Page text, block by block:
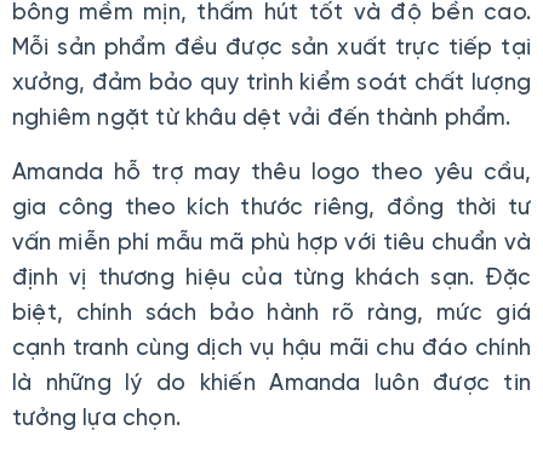
bông mềm mịn, thấm hút tốt và độ bền cao.
Mỗi sản phẩm đều được sản xuất trực tiếp tại
xưởng, đảm bảo quy trình kiểm soát chất lượng
nghiêm ngặt từ khâu dệt vải đến thành phẩm.
Amanda hỗ trợ may thêu logo theo yêu cầu,
gia công theo kích thước riêng, đồng thời tư
vấn miễn phí mẫu mã phù hợp với tiêu chuẩn và
định vị thương hiệu của từng khách sạn. Đặc
biệt, chính sách bảo hành rõ ràng, mức giá
cạnh tranh cùng dịch vụ hậu mãi chu đáo chính
là những lý do khiến Amanda luôn được tin
tưởng lựa chọn.